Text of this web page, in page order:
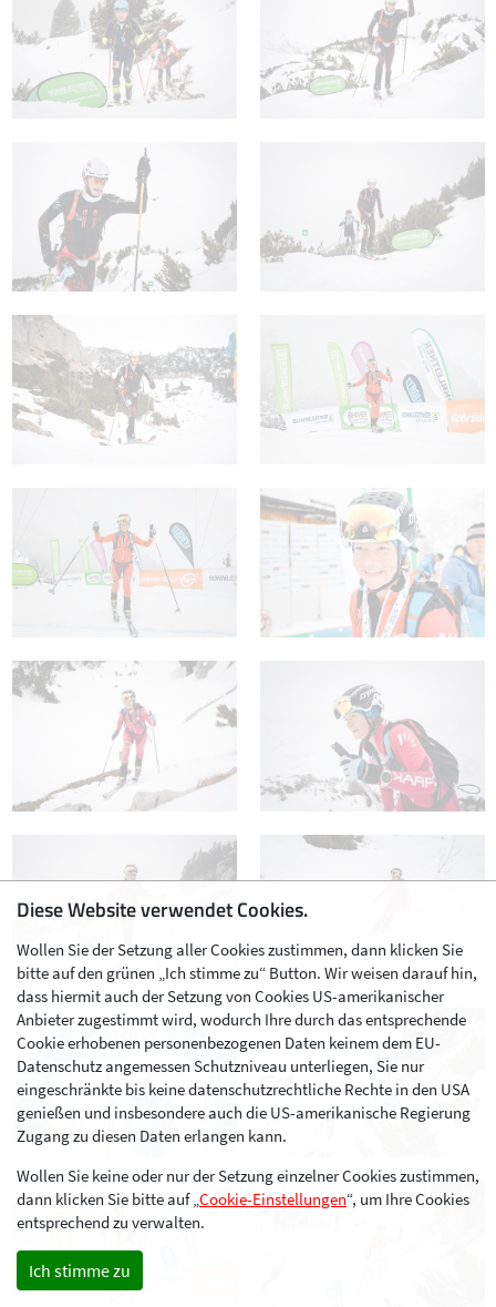
Diese Website verwendet Cookies.
Wollen Sie der Setzung aller Cookies zustimmen, dann klicken Sie
bitte auf den grünen „Ich stimme zu“ Button. Wir weisen darauf hin,
dass hiermit auch der Setzung von Cookies US-amerikanischer
Anbieter zugestimmt wird, wodurch Ihre durch das entsprechende
Cookie erhobenen personenbezogenen Daten keinem dem EU-
Datenschutz angemessen Schutzniveau unterliegen, Sie nur
eingeschränkte bis keine datenschutzrechtliche Rechte in den USA
genießen und insbesondere auch die US-amerikanische Regierung
Zugang zu diesen Daten erlangen kann.
Wollen Sie keine oder nur der Setzung einzelner Cookies zustimmen,
dann klicken Sie bitte auf „Cookie-Einstellungen“, um Ihre Cookies
entsprechend zu verwalten.
Ich stimme zu